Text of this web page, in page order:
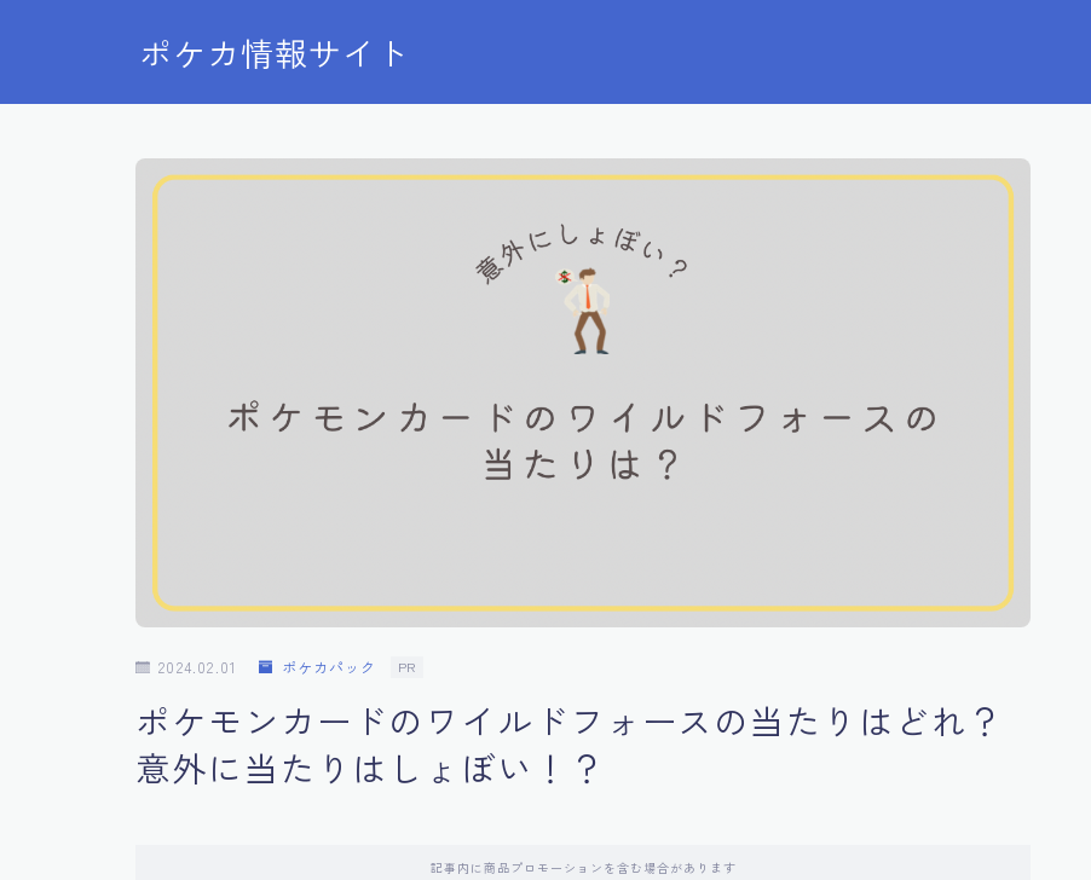
ポケカ情報サイト
2024.02.01 ポケカパック PR
ポケモンカードのワイルドフォースの当たりはどれ？
意外に当たりはしょぼい！？
記事内に商品プロモーションを含む場合があります